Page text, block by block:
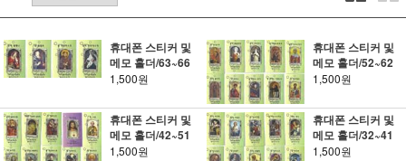
휴대폰 스티커 및
메모 홀더/63~66
1,500원
휴대폰 스티커 및
메모 홀더/52~62
1,500원
휴대폰 스티커 및
메모 홀더/42~51
1,500원
휴대폰 스티커 및
메모 홀더/32~41
1,500원